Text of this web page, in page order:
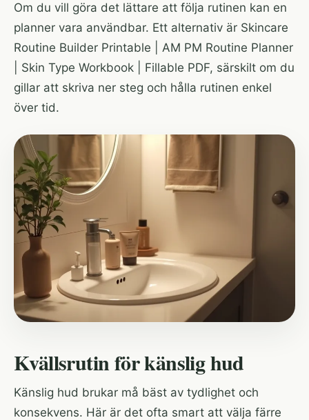
Om du vill göra det lättare att följa rutinen kan en
planner vara användbar. Ett alternativ är Skincare
Routine Builder Printable | AM PM Routine Planner
| Skin Type Workbook | Fillable PDF, särskilt om du
gillar att skriva ner steg och hålla rutinen enkel
över tid.
Kvällsrutin för känslig hud
Känslig hud brukar må bäst av tydlighet och
konsekvens. Här är det ofta smart att välja färre